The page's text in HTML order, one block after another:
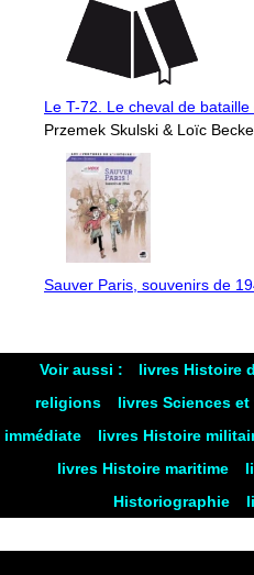
Le T-72. Le cheval de
Przemek Skulski & Loïc
Sauver Paris, souvenirs de
Voir aussi : livres Histoire
religions
livres Sciences
immédiate
livres Histoire
livres Histoire maritime
Historiographie